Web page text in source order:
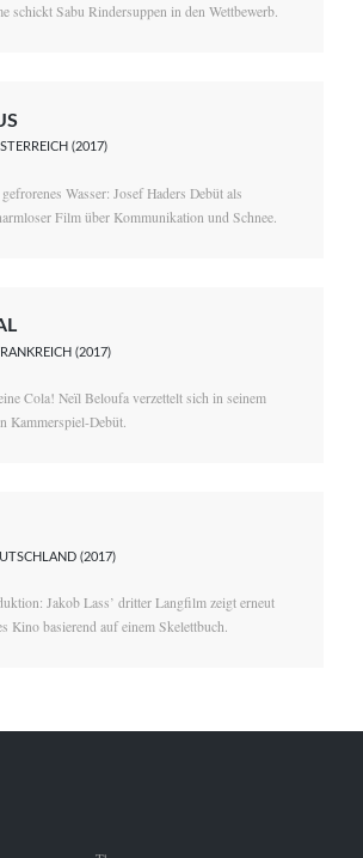
schickt Sabu Rindersuppen in den Wettbewerb.
(2017)
Wasser: Josef Haders Debüt als
Film über Kommunikation und Schnee.
(2017)
Cola! Neïl Beloufa verzettelt sich in seinem
Kammerspiel-Debüt.
(2017)
Jakob Lass’ dritter Langfilm zeigt erneut
Kino basierend auf einem Skelettbuch.